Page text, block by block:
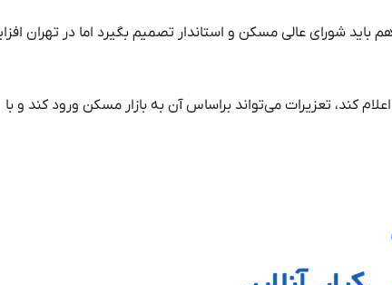
باید شورای عالی مسکن و استاندار تصمیم بگیرد اما در تهران
کند، تعزیرات می‌تواند براساس آن به بازار مسکن ورود کند و با